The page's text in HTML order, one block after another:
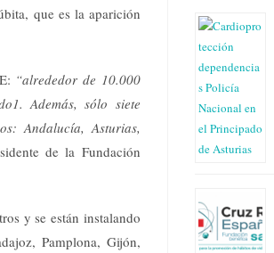
que es la aparición
“alrededor de 10.000
Además, sólo siete
Andalucía, Asturias,
de la Fundación
y se están instalando
Pamplona, Gijón,